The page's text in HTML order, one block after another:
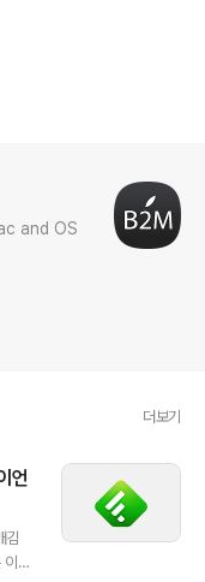
and OS
더보기
언
김
래